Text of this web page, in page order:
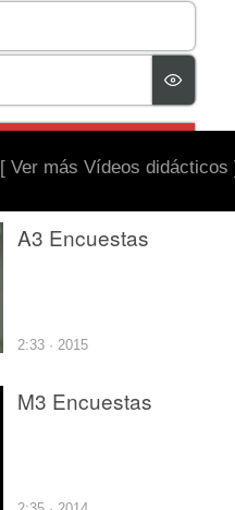
[ Ver más Vídeos didácticos
A3 Encuestas
2:33 · 2015
M3 Encuestas